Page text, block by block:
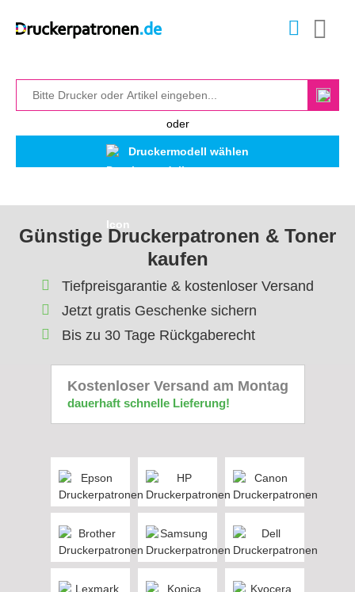
Druckermodell wählen
oder
Günstige Druckerpatronen & Toner
kaufen
Tiefpreisgarantie & kostenloser Versand
Jetzt gratis Geschenke sichern
Bis zu 30 Tage Rückgaberecht
Kostenloser Versand am Montag
dauerhaft schnelle Lieferung!